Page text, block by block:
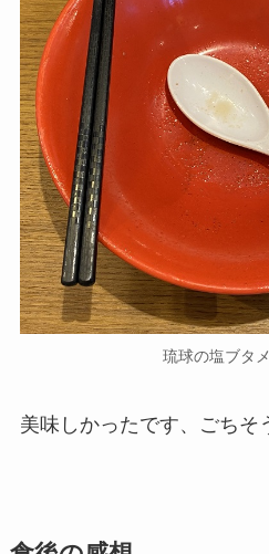
琉球の塩ブタ
美味しかったです、ごちそ